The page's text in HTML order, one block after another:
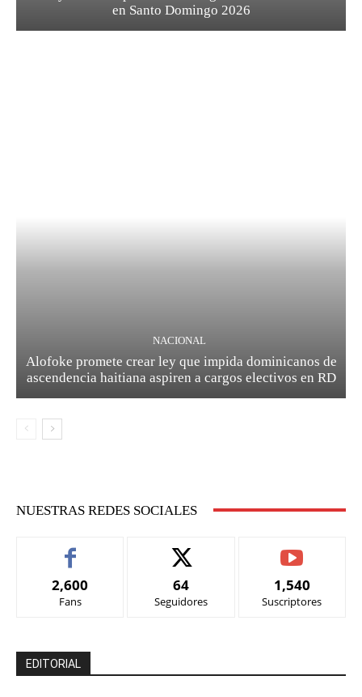
en Santo Domingo 2026
NACIONAL
Alofoke promete crear ley que impida dominicanos de
ascendencia haitiana aspiren a cargos electivos en RD
NUESTRAS REDES SOCIALES
2,600
Fans
64
Seguidores
1,540
Suscriptores
EDITORIAL